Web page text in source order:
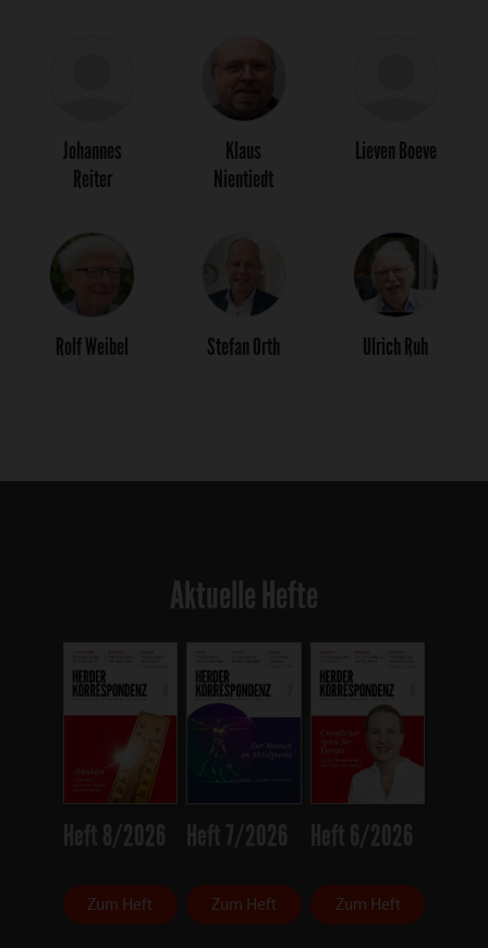
Johannes
Reiter
Klaus
Nientiedt
Lieven Boeve
Rolf Weibel Stefan Orth Ulrich Ruh
Aktuelle Hefte
Heft 8/2026
Zum Heft
Heft 7/2026
Zum Heft
Heft 6/2026
Zum Heft